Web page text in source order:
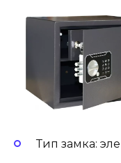
Тип замка: